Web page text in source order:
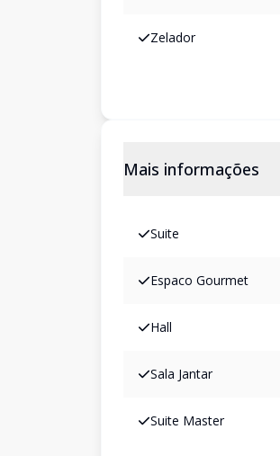
Zelador
Mais informações
Suite
Espaco Gourmet
Hall
Sala Jantar
Suite Master